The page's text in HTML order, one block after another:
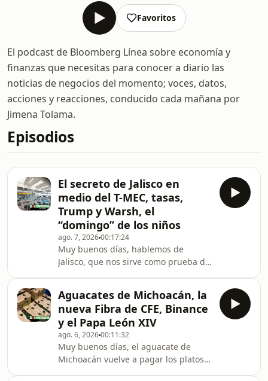
Favoritos
El podcast de Bloomberg Línea sobre economía y
finanzas que necesitas para conocer a diario las
noticias de negocios del momento; voces, datos,
acciones y reacciones, conducido cada mañana por
Jimena Tolama.
Episodios
El secreto de Jalisco en
medio del T-MEC, tasas,
Trump y Warsh, el
“domingo” de los niños
ago. 7, 202600:17:24
Muy buenos días, hablemos de
Jalisco, que nos sirve como prueba de
parques industriales, hablamos con el
presidente de la asociación que los
agrupa en este estado, una muy
interesante conversación. Tasas de
Banxico, sin sorpresas, pero hay que
hablar de ellas, mientras tanto en
Estados Unidos, preocupa la relación
Aguacates de Michoacán, la
nueva Fibra de CFE, Binance
y el Papa León XIV
ago. 6, 202600:11:32
Muy buenos días, el aguacate de
Michoacán vuelve a pagar los platos